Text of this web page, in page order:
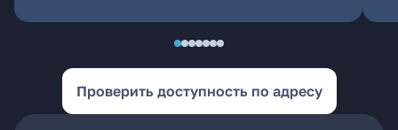
Проверить доступность по адресу